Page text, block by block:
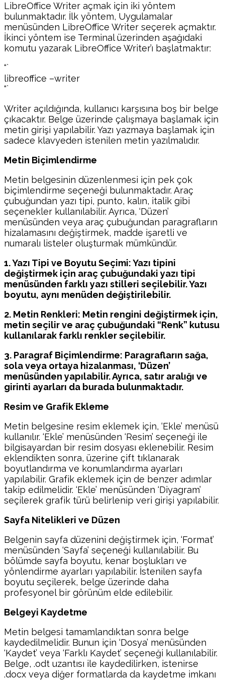
LibreOffice Writer açmak için iki yöntem
bulunmaktadır. İlk yöntem, Uygulamalar
menüsünden LibreOffice Writer seçerek açmaktır.
İkinci yöntem ise Terminal üzerinden aşağıdaki
komutu yazarak LibreOffice Writer’ı başlatmaktır:
“`
libreoffice –writer
“`
Writer açıldığında, kullanıcı karşısına boş bir belge
çıkacaktır. Belge üzerinde çalışmaya başlamak için
metin girişi yapılabilir. Yazı yazmaya başlamak için
sadece klavyeden istenilen metin yazılmalıdır.
Metin Biçimlendirme
Metin belgesinin düzenlenmesi için pek çok
biçimlendirme seçeneği bulunmaktadır. Araç
çubuğundan yazı tipi, punto, kalın, italik gibi
seçenekler kullanılabilir. Ayrıca, ‘Düzen’
menüsünden veya araç çubuğundan paragrafların
hizalamasını değiştirmek, madde işaretli ve
numaralı listeler oluşturmak mümkündür.
1. Yazı Tipi ve Boyutu Seçimi: Yazı tipini
değiştirmek için araç çubuğundaki yazı tipi
menüsünden farklı yazı stilleri seçilebilir. Yazı
boyutu, aynı menüden değiştirilebilir.
2. Metin Renkleri: Metin rengini değiştirmek için,
metin seçilir ve araç çubuğundaki “Renk” kutusu
kullanılarak farklı renkler seçilebilir.
3. Paragraf Biçimlendirme: Paragrafların sağa,
sola veya ortaya hizalanması, ‘Düzen’
menüsünden yapılabilir. Ayrıca, satır aralığı ve
girinti ayarları da burada bulunmaktadır.
Resim ve Grafik Ekleme
Metin belgesine resim eklemek için, ‘Ekle’ menüsü
kullanılır. ‘Ekle’ menüsünden ‘Resim’ seçeneği ile
bilgisayardan bir resim dosyası eklenebilir. Resim
eklendikten sonra, üzerine çift tıklanarak
boyutlandırma ve konumlandırma ayarları
yapılabilir. Grafik eklemek için de benzer adımlar
takip edilmelidir. ‘Ekle’ menüsünden ‘Diyagram’
seçilerek grafik türü belirlenip veri girişi yapılabilir.
Sayfa Nitelikleri ve Düzen
Belgenin sayfa düzenini değiştirmek için, ‘Format’
menüsünden ‘Sayfa’ seçeneği kullanılabilir. Bu
bölümde sayfa boyutu, kenar boşlukları ve
yönlendirme ayarları yapılabilir. İstenilen sayfa
boyutu seçilerek, belge üzerinde daha
profesyonel bir görünüm elde edilebilir.
Belgeyi Kaydetme
Metin belgesi tamamlandıktan sonra belge
kaydedilmelidir. Bunun için ‘Dosya’ menüsünden
‘Kaydet’ veya ‘Farklı Kaydet’ seçeneği kullanılabilir.
Belge, .odt uzantısı ile kaydedilirken, istenirse
.docx veya diğer formatlarda da kaydetme imkanı